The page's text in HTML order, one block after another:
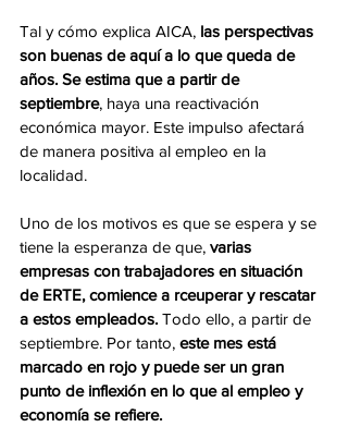
Tal y cómo explica AICA, las perspectivas
son buenas de aquí a lo que queda de
años. Se estima que a partir de
septiembre, haya una reactivación
económica mayor. Este impulso afectará
de manera positiva al empleo en la
localidad.
Uno de los motivos es que se espera y se
tiene la esperanza de que, varias
empresas con trabajadores en situación
de ERTE, comience a rceuperar y rescatar
a estos empleados. Todo ello, a partir de
septiembre. Por tanto, este mes está
marcado en rojo y puede ser un gran
punto de inflexión en lo que al empleo y
economía se refiere.